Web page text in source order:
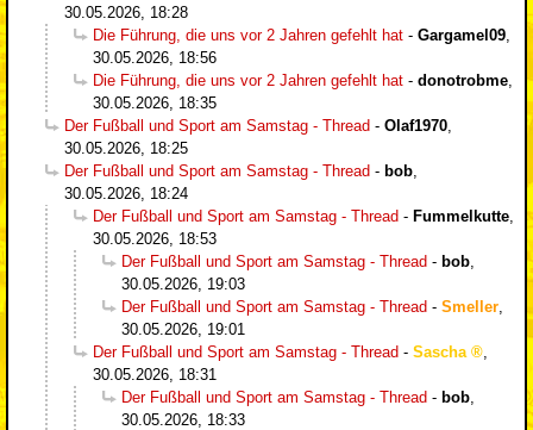
30.05.2026, 18:28
Die Führung, die uns vor 2 Jahren gefehlt hat - Gargamel09
30.05.2026, 18:56
Die Führung, die uns vor 2 Jahren gefehlt hat - donotrobme
30.05.2026, 18:35
Der Fußball und Sport am Samstag - Thread - Olaf1970
30.05.2026, 18:25
Der Fußball und Sport am Samstag - Thread - bob
30.05.2026, 18:24
Der Fußball und Sport am Samstag - Thread - Fummelkutte
30.05.2026, 18:53
Der Fußball und Sport am Samstag - Thread - bob
30.05.2026, 19:03
Der Fußball und Sport am Samstag - Thread - Smeller
30.05.2026, 19:01
Der Fußball und Sport am Samstag - Thread - Sascha
30.05.2026, 18:31
Der Fußball und Sport am Samstag - Thread - bob
30.05.2026, 18:33